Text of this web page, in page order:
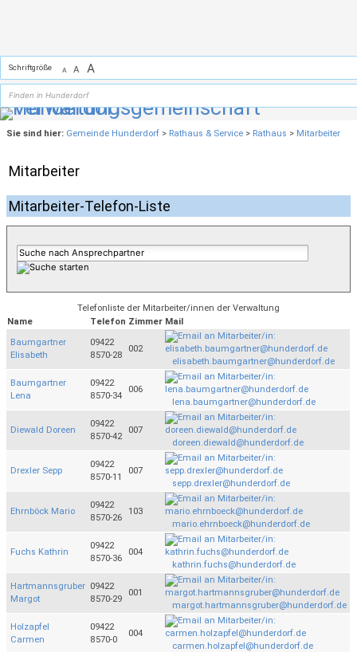
Schriftgröße A A A
Sie sind hier: Gemeinde Hunderdorf > Rathaus & Service > Rathaus > Mitarbeiter
Mitarbeiter
Mitarbeiter-Telefon-Liste
Telefonliste der Mitarbeiter/innen der Verwaltung
Name
Telefon Zimmer Mail
Baumgartner
Elisabeth
09422
8570-28
002
elisabeth.baumgartner@hunderdorf.de
Baumgartner
Lena
09422
8570-34
006
lena.baumgartner@hunderdorf.de
Diewald Doreen
09422
8570-42
007
doreen.diewald@hunderdorf.de
Drexler Sepp
09422
8570-11
007
sepp.drexler@hunderdorf.de
Ehrnböck Mario
09422
8570-26
103
mario.ehrnboeck@hunderdorf.de
Fuchs Kathrin
09422
8570-36
004
kathrin.fuchs@hunderdorf.de
Hartmannsgruber
Margot
09422
8570-29
001
margot.hartmannsgruber@hunderdorf.de
Holzapfel
Carmen
09422
8570-0
004
carmen.holzapfel@hunderdorf.de